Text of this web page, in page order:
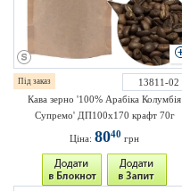
Під заказ
13811-02
Кава зерно '100% Арабіка Колумбія
Супремо' ДП100х170 крафт 70г
Ціна: 8040 грн